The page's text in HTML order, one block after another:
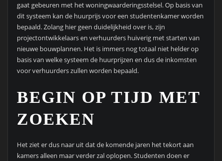
gaat gebeuren met het woningwaarderingsstelsel. Op basis van
dit systeem kan de huurprijs voor een studentenkamer worden
bepaald. Zolang hier geen duidelijkheid over is, zijn
projectontwikkelaars en verhuurders huiverig met starten van
nieuwe bouwplannen. Het is immers nog totaal niet helder op
basis van welke systeem de huurprijzen en dus de inkomsten
voor verhuurders zullen worden bepaald.
BEGIN OP TIJD MET
ZOEKEN
Het ziet er dus naar uit dat de komende jaren het tekort aan
kamers alleen maar verder zal oplopen. Studenten doen er